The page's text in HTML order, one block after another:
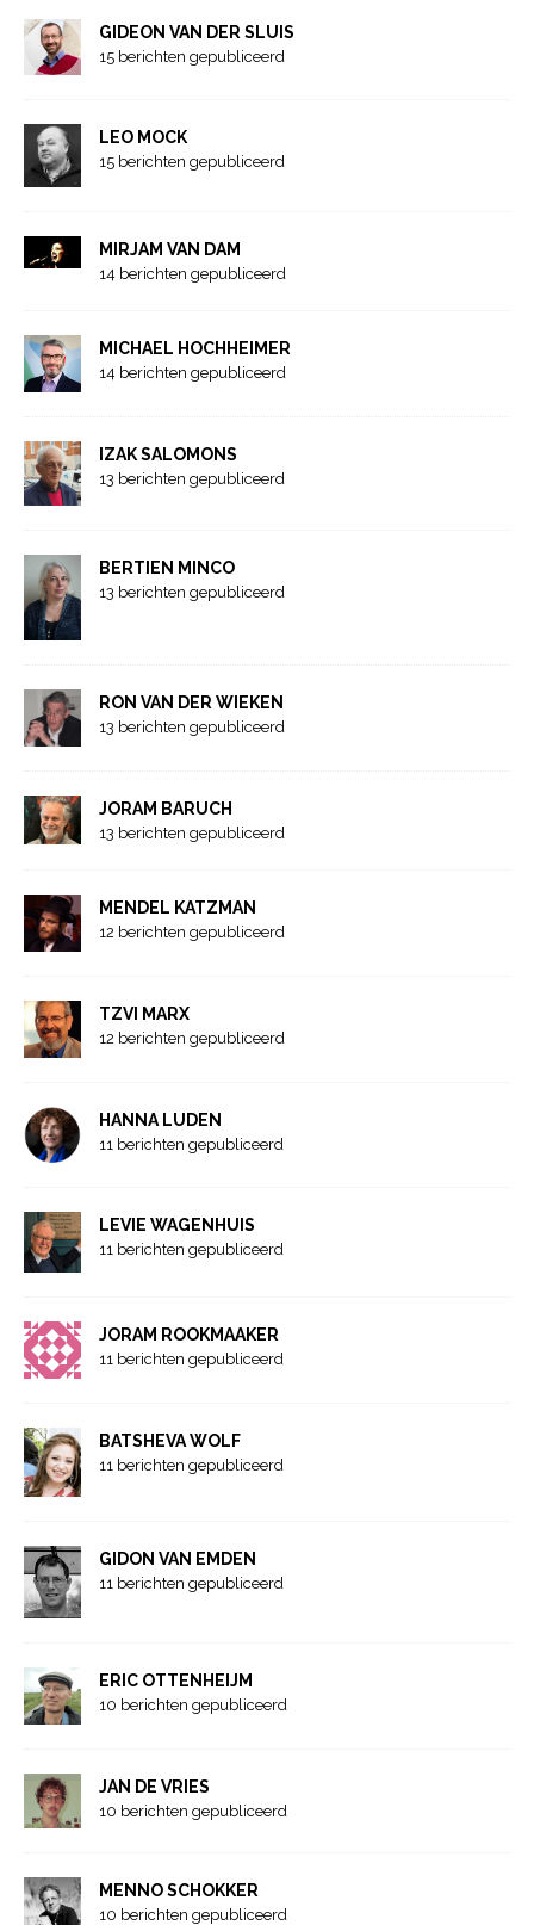
GIDEON VAN DER SLUIS
15 berichten gepubliceerd
LEO MOCK
15 berichten gepubliceerd
MIRJAM VAN DAM
14 berichten gepubliceerd
MICHAEL HOCHHEIMER
14 berichten gepubliceerd
IZAK SALOMONS
13 berichten gepubliceerd
BERTIEN MINCO
13 berichten gepubliceerd
RON VAN DER WIEKEN
13 berichten gepubliceerd
JORAM BARUCH
13 berichten gepubliceerd
MENDEL KATZMAN
12 berichten gepubliceerd
TZVI MARX
12 berichten gepubliceerd
HANNA LUDEN
11 berichten gepubliceerd
LEVIE WAGENHUIS
11 berichten gepubliceerd
JORAM ROOKMAAKER
11 berichten gepubliceerd
BATSHEVA WOLF
11 berichten gepubliceerd
GIDON VAN EMDEN
11 berichten gepubliceerd
ERIC OTTENHEIJM
10 berichten gepubliceerd
JAN DE VRIES
10 berichten gepubliceerd
MENNO SCHOKKER
10 berichten gepubliceerd